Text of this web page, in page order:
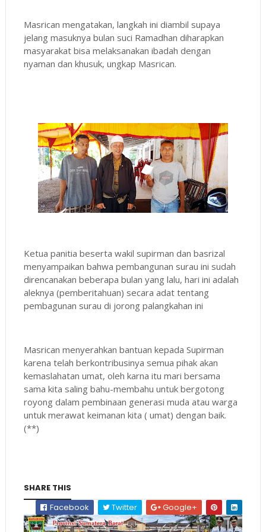
Masrican mengatakan, langkah ini diambil supaya
jelang masuknya bulan suci Ramadhan diharapkan
masyarakat bisa melaksanakan ibadah dengan
nyaman dan khusuk, ungkap Masrican.
Ketua panitia beserta wakil supirman dan basrizal
menyampaikan bahwa pembangunan surau ini sudah
direncanakan beberapa bulan yang lalu, hari ini adalah
aleknya (pemberitahuan) secara adat tentang
pembagunan surau di jorong palangkahan ini
Masrican menyerahkan bantuan kepada Supirman
karena telah berkontribusinya semua pihak akan
kemaslahatan umat, oleh karna itu mari bersama
sama kita saling bahu-membahu untuk bergotong
royong dalam pembinaan generasi muda atau warga
untuk merawat keimanan kita ( umat) dengan baik.
(**)
SHARE THIS
Facebook
Twitter Google+